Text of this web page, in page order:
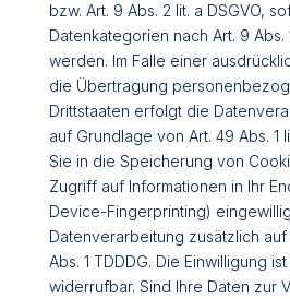
bzw. Art. 9 Abs. 2 lit. a DSGVO,
Datenkategorien nach Art. 9 Abs.
werden. Im Falle einer
die Übertragung
Drittstaaten erfolgt die
auf Grundlage von Art. 49 Abs. 1
Sie in die Speicherung von
Zugriff auf Informationen in Ihr
Device-Fingerprinting)
Datenverarbeitung zusätzlich
Abs. 1 TDDDG. Die Einwilligung
widerrufbar. Sind Ihre Daten zur